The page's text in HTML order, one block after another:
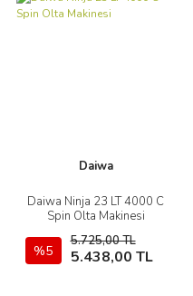
Daiwa
Daiwa Ninja 23 LT 4000 C
Spin Olta Makinesi
%5
5.725,00 TL
5.438,00 TL
İncele
Sepete Ekle